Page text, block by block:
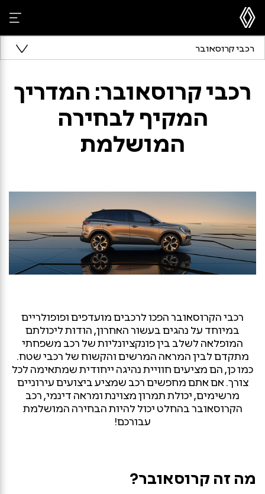
רכבי קרוסאובר
רכבי קרוסאובר: המדריך
המקיף לבחירה
המושלמת
רכבי הקרוסאובר הפכו לרכבים מועדפים ופופולריים
במיוחד על נהגים בעשור האחרון, הודות ליכולתם
המופלאה לשלב בין פונקציונליות של רכב משפחתי
מתקדם לבין המראה המרשים והקשוח של רכבי שטח.
כמו כן, הם מציעים חוויית נהיגה ייחודית שמתאימה לכל
צורך. אם אתם מחפשים רכב שמציע ביצועים עירוניים
מרשימים, יכולת תמרון מצוינת ומראה דינמי, רכב
הקרוסאובר בהחלט יכול להיות הבחירה המושלמת
עבורכם!
מה זה קרוסאובר?